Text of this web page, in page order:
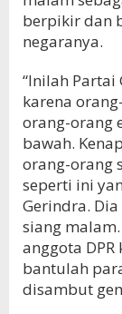
berpikir dan
negaranya.
“Inilah
karena
orang-orang
bawah.
orang-orang
seperti ini
Gerindra.
siang
anggota DPR
bantulah
disambut